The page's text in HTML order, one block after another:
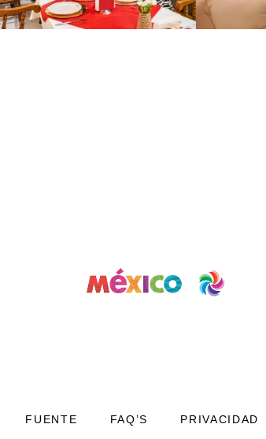
FUENTE FAQ’S PRIVACIDAD